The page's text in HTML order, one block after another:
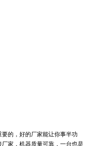
的，好的厂家能让你事半功
家，机器质量可靠，一台也是